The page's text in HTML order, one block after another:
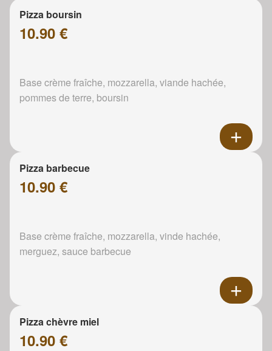
Pizza boursin
10.90 €
Base crème fraîche, mozzarella, viande hachée,
pommes de terre, boursin
Pizza barbecue
10.90 €
Base crème fraîche, mozzarella, vinde hachée,
merguez, sauce barbecue
Pizza chèvre miel
10.90 €